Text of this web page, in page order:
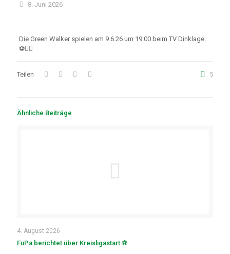
8. Juni 2026
Die Green Walker spielen am 9.6.26 um 19:00 beim TV Dinklage.
⚽🚶‍♂️
Teilen 5
Ähnliche Beiträge
4. August 2026
FuPa berichtet über Kreisligastart ⚽